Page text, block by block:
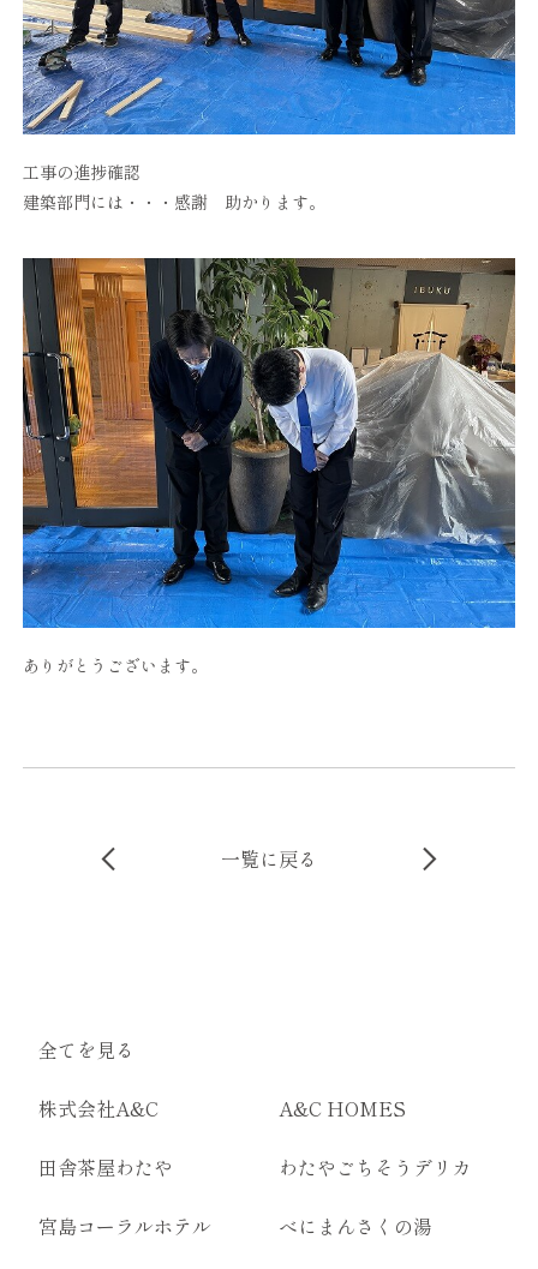
工事の進捗確認
建築部門には・・・感謝 助かります。
ありがとうございます。
一覧に戻る
全てを見る
株式会社A&C A&C HOMES
田舎茶屋わたや わたやごちそうデリカ
宮島コーラルホテル べにまんさくの湯